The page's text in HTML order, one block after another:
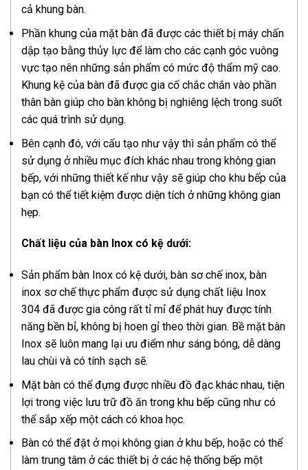
cả khung bàn.
Phần khung của mặt bàn đã được các thiết bị máy chấn
dập tạo bằng thủy lực để làm cho các cạnh góc vuông
vực tạo nên những sản phẩm có mức độ thẩm mỹ cao.
Khung kệ của bàn đã được gia cố chắc chắn vào phần
thân bàn giúp cho bàn không bị nghiêng lệch trong suốt
các quá trình sử dụng.
Bên cạnh đó, với cấu tạo như vậy thì sản phẩm có thể
sử dụng ở nhiều mục đích khác nhau trong không gian
bếp, với những thiết kế như vậy sẽ giúp cho khu bếp của
bạn có thể tiết kiệm được diện tích ở những không gian
hẹp.
Chất liệu của bàn Inox có kệ dưới:
Sản phẩm bàn Inox có kệ dưới, bàn sơ chế inox, bàn
inox sơ chế thực phẩm được sử dụng chất liệu Inox
304 đã được gia công rất tỉ mỉ để phát huy được tính
năng bền bỉ, không bị hoen gỉ theo thời gian. Bề mặt bàn
Inox sẽ luôn mang lại ưu điểm như sáng bóng, dễ dàng
lau chùi và có tính sạch sẽ.
Mặt bàn có thể đựng được nhiều đồ đạc khác nhau, tiện
lợi trong việc lưu trữ đồ ăn trong khu bếp cũng như có
thể sắp xếp một cách có khoa học.
Bàn có thể đặt ở mọi không gian ở khu bếp, hoặc có thể
làm trung tâm ở các thiết bị ở các hệ thống bếp một